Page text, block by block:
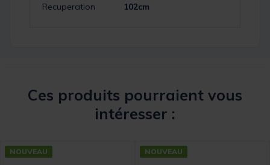
Recuperation
102cm
Ces produits pourraient vous
intéresser :
NOUVEAU NOUVEAU